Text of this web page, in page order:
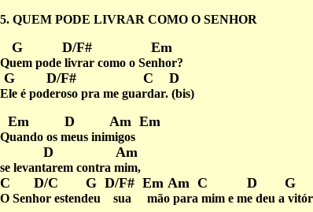
5. QUEM PODE LIVRAR COMO O SENHOR
G D/F# Em
Quem pode livrar como o Senhor?
G D/F# C D
Ele é poderoso pra me guardar. (bis)
Em D Am Em
Quando os meus inimigos
D Am
se levantarem contra mim,
C D/C G D/F# Em Am C D G
O Senhor estendeu sua mão para mim e me deu a